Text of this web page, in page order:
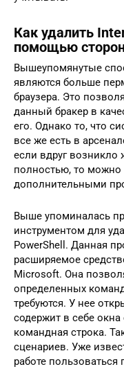
Как удалить
помощью
Вышеупомянутые
являются больше
браузера. Это
данный бракер в
его. Однако то, что
все же есть в
если вдруг возникло
полностью, то можно
дополнительными
Выше упоминалась
инструментом для
PowerShell. Данная
расширяемое
Microsoft. Она
определенных
требуются. У нее
содержит в себе
командная строка.
сценариев. Уже
работе